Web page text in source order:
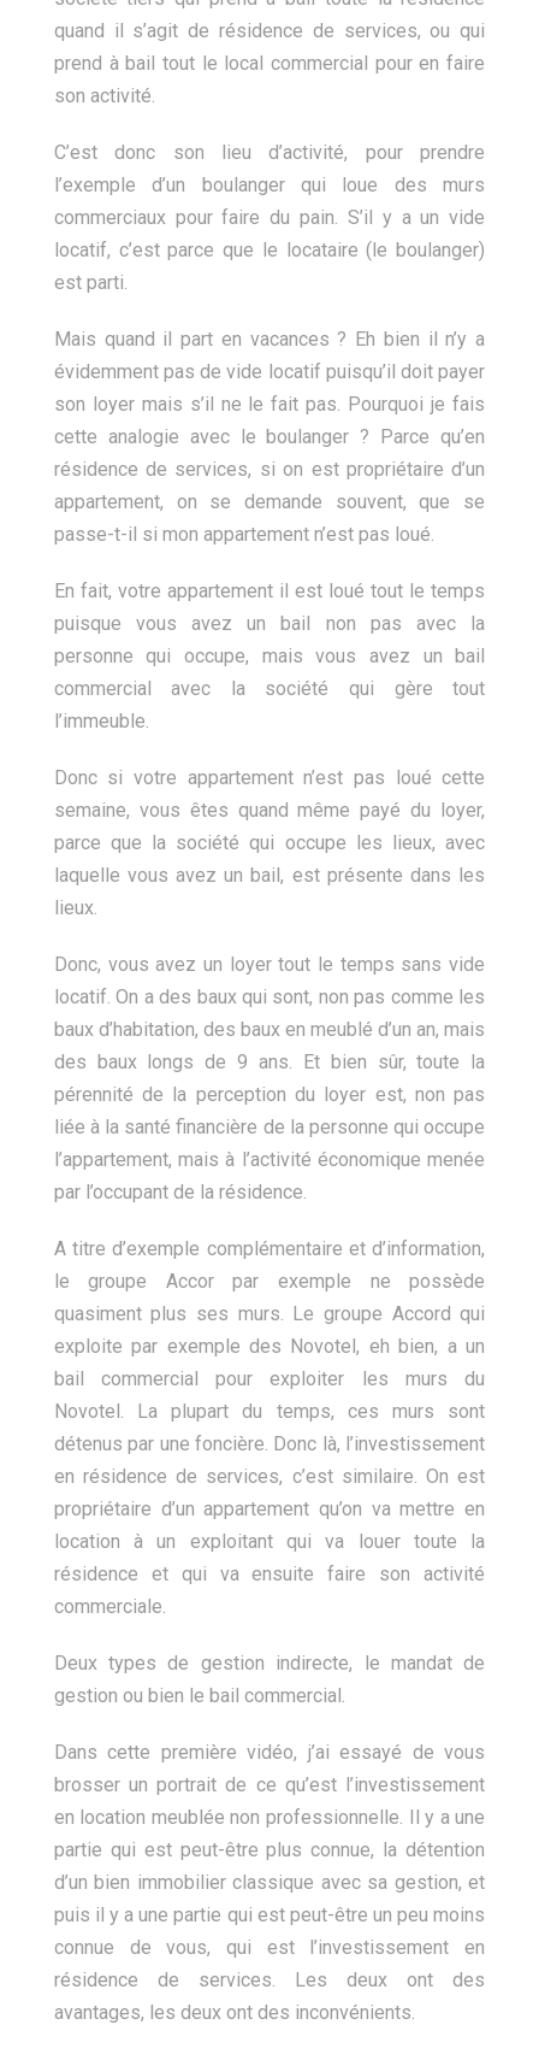
quand il s’agit de résidence de services, ou qui
prend à bail tout le local commercial pour en faire
son activité.
C’est donc son lieu d’activité, pour prendre
l’exemple d’un boulanger qui loue des murs
commerciaux pour faire du pain. S’il y a un vide
locatif, c’est parce que le locataire (le boulanger)
est parti.
Mais quand il part en vacances ? Eh bien il n’y a
évidemment pas de vide locatif puisqu’il doit payer
son loyer mais s’il ne le fait pas. Pourquoi je fais
cette analogie avec le boulanger ? Parce qu’en
résidence de services, si on est propriétaire d’un
appartement, on se demande souvent, que se
passe-t-il si mon appartement n’est pas loué.
En fait, votre appartement il est loué tout le temps
puisque vous avez un bail non pas avec la
personne qui occupe, mais vous avez un bail
commercial avec la société qui gère tout
l’immeuble.
Donc si votre appartement n’est pas loué cette
semaine, vous êtes quand même payé du loyer,
parce que la société qui occupe les lieux, avec
laquelle vous avez un bail, est présente dans les
lieux.
Donc, vous avez un loyer tout le temps sans vide
locatif. On a des baux qui sont, non pas comme les
baux d’habitation, des baux en meublé d’un an, mais
des baux longs de 9 ans. Et bien sûr, toute la
pérennité de la perception du loyer est, non pas
liée à la santé financière de la personne qui occupe
l’appartement, mais à l’activité économique menée
par l’occupant de la résidence.
A titre d’exemple complémentaire et d’information,
le groupe Accor par exemple ne possède
quasiment plus ses murs. Le groupe Accord qui
exploite par exemple des Novotel, eh bien, a un
bail commercial pour exploiter les murs du
Novotel. La plupart du temps, ces murs sont
détenus par une foncière. Donc là, l’investissement
en résidence de services, c’est similaire. On est
propriétaire d’un appartement qu’on va mettre en
location à un exploitant qui va louer toute la
résidence et qui va ensuite faire son activité
commerciale.
Deux types de gestion indirecte, le mandat de
gestion ou bien le bail commercial.
Dans cette première vidéo, j’ai essayé de vous
brosser un portrait de ce qu’est l’investissement
en location meublée non professionnelle. Il y a une
partie qui est peut-être plus connue, la détention
d’un bien immobilier classique avec sa gestion, et
puis il y a une partie qui est peut-être un peu moins
connue de vous, qui est l’investissement en
résidence de services. Les deux ont des
avantages, les deux ont des inconvénients.